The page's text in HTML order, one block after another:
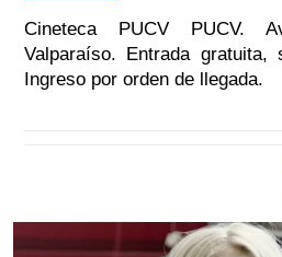
Cineteca PUCV PUCV.
Valparaíso.
Entrada gratuita,
Ingreso por orden de llegada.